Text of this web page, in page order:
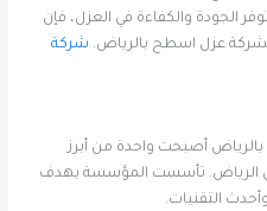
الجودة والكفاءة في العزل، فإن
عزل اسطح بالرياض. شركة
أصبحت واحدة من أبرز
الرياض. تأسست المؤسسة بهدف
التقنيات.